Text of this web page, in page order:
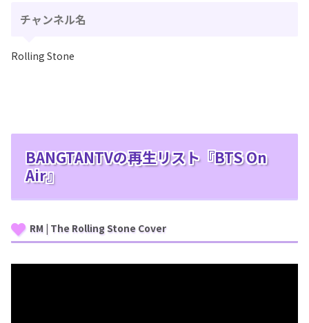
チャンネル名
Rolling Stone
BANGTANTVの再生リスト『BTS On
Air』
RM | The Rolling Stone Cover